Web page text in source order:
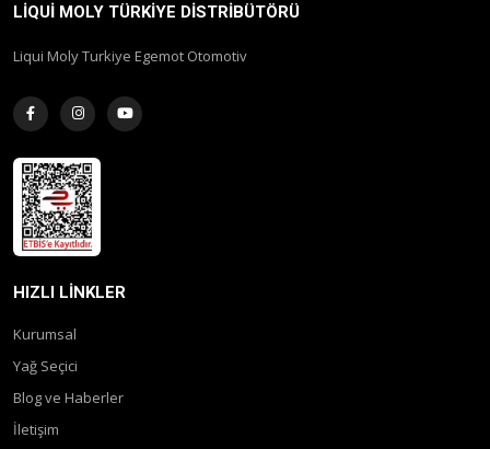
LIQUI MOLY TÜRKIYE DISTRIBÜTÖRÜ
Liqui Moly Turkiye Egemot Otomotiv
HIZLI LINKLER
Kurumsal
Yağ Seçici
Blog ve Haberler
İletişim